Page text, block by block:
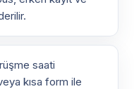
saati
kısa form ile